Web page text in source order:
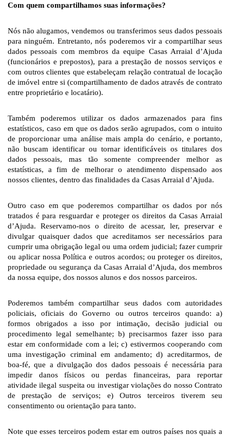
Com quem compartilhamos suas informações?
Nós não alugamos, vendemos ou transferimos seus dados pessoais
para ninguém. Entretanto, nós poderemos vir a compartilhar seus
dados pessoais com membros da equipe Casas Arraial d’Ajuda
(funcionários e prepostos), para a prestação de nossos serviços e
com outros clientes que estabeleçam relação contratual de locação
de imóvel entre si (compartilhamento de dados através de contrato
entre proprietário e locatário).
Também poderemos utilizar os dados armazenados para fins
estatísticos, caso em que os dados serão agrupados, com o intuito
de proporcionar uma análise mais ampla do cenário, e portanto,
não buscam identificar ou tornar identificáveis os titulares dos
dados pessoais, mas tão somente compreender melhor as
estatísticas, a fim de melhorar o atendimento dispensado aos
nossos clientes, dentro das finalidades da Casas Arraial d’Ajuda.
Outro caso em que poderemos compartilhar os dados por nós
tratados é para resguardar e proteger os direitos da Casas Arraial
d’Ajuda. Reservamo-nos o direito de acessar, ler, preservar e
divulgar quaisquer dados que acreditamos ser necessários para
cumprir uma obrigação legal ou uma ordem judicial; fazer cumprir
ou aplicar nossa Política e outros acordos; ou proteger os direitos,
propriedade ou segurança da Casas Arraial d’Ajuda, dos membros
da nossa equipe, dos nossos alunos e dos nossos parceiros.
Poderemos também compartilhar seus dados com autoridades
policiais, oficiais do Governo ou outros terceiros quando: a)
formos obrigados a isso por intimação, decisão judicial ou
procedimento legal semelhante; b) precisarmos fazer isso para
estar em conformidade com a lei; c) estivermos cooperando com
uma investigação criminal em andamento; d) acreditarmos, de
boa-fé, que a divulgação dos dados pessoais é necessária para
impedir danos físicos ou perdas financeiras, para reportar
atividade ilegal suspeita ou investigar violações do nosso Contrato
de prestação de serviços; e) Outros terceiros tiverem seu
consentimento ou orientação para tanto.
Note que esses terceiros podem estar em outros países nos quais a